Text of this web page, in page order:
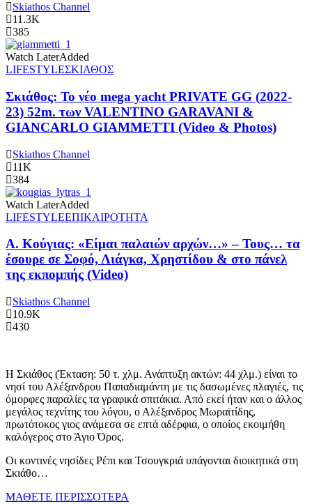
Skiathos Channel
11.3K
385
Watch LaterAdded
LIFESTYLEΣΚΙΑΘΟΣ
Σκιάθος: Το νέο mega yacht PRIVATE GG (2022-
23) 52m. των VALENTINO GARAVANI &
GIANCARLO GIAMMETTI (Video & Photos)
Skiathos Channel
11K
384
Watch LaterAdded
LIFESTYLEΕΠΙΚΑΙΡΟΤΗΤΑ
Α. Κούγιας: «Είμαι παλαιών αρχών…» – Τους… τα
έσουρε σε Σοφό, Λιάγκα, Χρηστίδου & στο πάνελ
της εκπομπής (Video)
Skiathos Channel
10.9K
430
Η Σκιάθος (Έκταση: 50 τ. χλμ. Ανάπτυξη ακτών: 44 χλμ.) είναι το
νησί του Αλέξανδρου Παπαδιαμάντη με τις δασωμένες πλαγιές, τις
όμορφες παραλίες τα γραφικά σπιτάκια. Από εκεί ήταν και ο άλλος
μεγάλος τεχνίτης του λόγου, ο Αλέξανδρος Μωραϊτίδης,
πρωτότοκος γιος ανάμεσα σε επτά αδέρφια, ο οποίος εκοιμήθη
καλόγερος στο Άγιο Όρος.
Οι κοντινές νησίδες Ρέπι και Τσουγκριά υπάγονται διοικητικά στη
Σκιάθο…
ΜΑΘΕΤΕ ΠΕΡΙΣΣΟΤΕΡΑ